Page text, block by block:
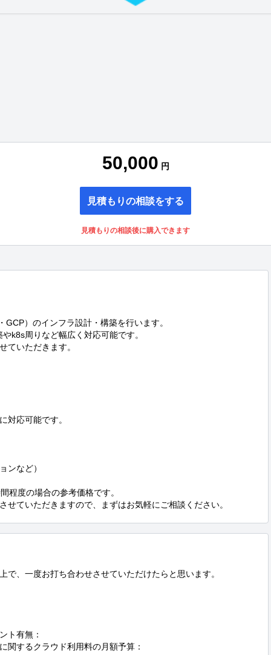
50,000 円
見積もりの相談をする
見積もりの相談後に購入できます
）のインフラ設計・構築を行います。
k8s周りなど幅広く対応可能です。
ていただきます。
対応可能です。
ンなど）
程度の場合の参考価格です。
せていただきますので、まずはお気軽にご相談ください。
で、一度お打ち合わせさせていただけたらと思います。
ト有無：
関するクラウド利用料の月額予算：